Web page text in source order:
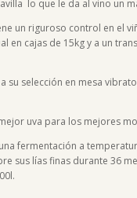
lo que le da al vino un
un riguroso control en el
en cajas de 15kg y a un
su selección en mesa
uva para los mejores
fermentación a
sus lías finas durante 36